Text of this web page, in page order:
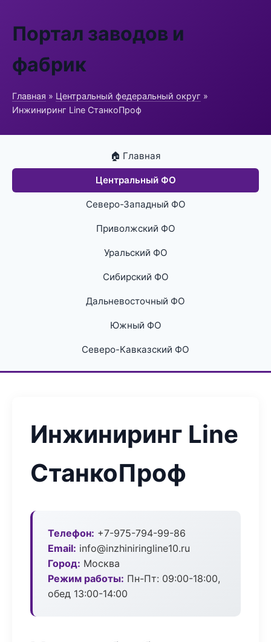
Портал заводов и
фабрик
Главная » Центральный федеральный округ »
Инжиниринг Line СтанкоПроф
🏠 Главная
Центральный ФО
Северо-Западный ФО
Приволжский ФО
Уральский ФО
Сибирский ФО
Дальневосточный ФО
Южный ФО
Северо-Кавказский ФО
Инжиниринг Line
СтанкоПроф
Телефон: +7-975-794-99-86
Email: info@inzhiniringline10.ru
Город: Москва
Режим работы: Пн-Пт: 09:00-18:00,
обед 13:00-14:00